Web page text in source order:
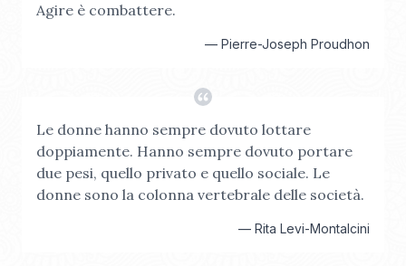
Agire è combattere.
— Pierre-Joseph Proudhon
Le donne hanno sempre dovuto lottare
doppiamente. Hanno sempre dovuto portare
due pesi, quello privato e quello sociale. Le
donne sono la colonna vertebrale delle società.
— Rita Levi-Montalcini